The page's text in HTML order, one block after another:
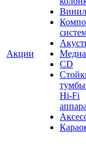
Акции
Винил
CD
тумбы
Hi-Fi